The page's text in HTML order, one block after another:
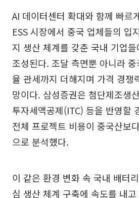
AI 데이터센터 확대와 함께 빠르
ESS 시장에서 중국 업체들의 입
지 생산 체계를 갖춘 국내 기업
조성된다. 조달 측면뿐 아니라
율 관세까지 더해지며 가격 경쟁
망이다. 삼성증권은 첨단제조생
투자세액공제(ITC) 등을 반영할
전체 프로젝트 비용이 중국산보
으로 분석했다.
이 같은 환경 변화 속 국내 배터
심 생산 체계 구축에 속도를 내